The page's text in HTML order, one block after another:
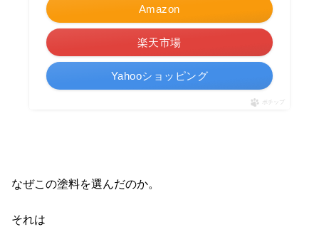
Amazon
楽天市場
Yahooショッピング
ポチップ
なぜこの塗料を選んだのか。
それは